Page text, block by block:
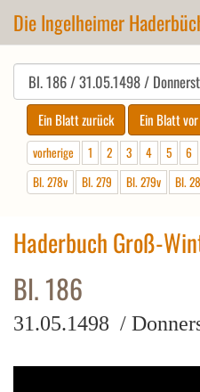
Die Ingelheimer
vorherige 1 2 3 4 5 6
Bl. 278v
Bl. 279 Bl. 279v Bl.
Haderbuch Groß-
Bl. 186
31.05.1498 /